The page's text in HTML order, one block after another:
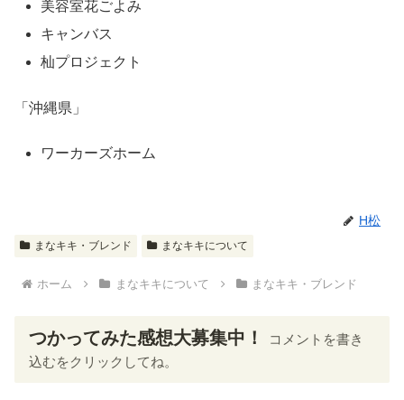
美容室花ごよみ
キャンバス
杣プロジェクト
「沖縄県」
ワーカーズホーム
H松
まなキキ・ブレンド まなキキについて
ホーム まなキキについて まなキキ・ブレンド
つかってみた感想大募集中！
コメントを書き
込むをクリックしてね。